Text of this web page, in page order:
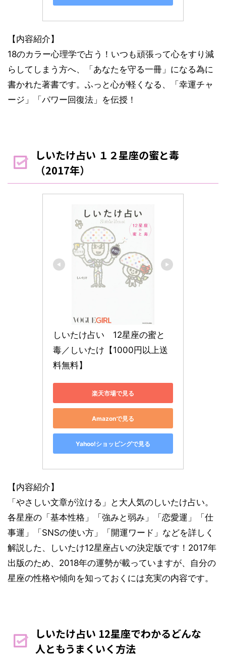
【内容紹介】
18のカラー心理学で占う！いつも頑張って心をすり減
らしてしまう方へ、「あなたを守る一冊」になる為に
書かれた著書です。ふっと心が軽くなる、「幸運チャ
ージ」「パワー回復法」を伝授！
しいたけ占い １２星座の蜜と毒
（2017年）
しいたけ占い　12星座の蜜と
毒／しいたけ【1000円以上送
料無料】
楽天市場で見る
Amazonで見る
Yahoo!ショッピングで見る
【内容紹介】
「やさしい文章が泣ける」と大人気のしいたけ占い。
各星座の「基本性格」「強みと弱み」「恋愛運」「仕
事運」「SNSの使い方」「開運ワード」などを詳しく
解説した、しいたけ12星座占いの決定版です！2017年
出版のため、2018年の運勢が載っていますが、自分の
星座の性格や傾向を知っておくには充実の内容です。
しいたけ占い 12星座でわかるどんな
人ともうまくいく方法